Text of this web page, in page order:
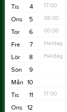
20:00
4
Tis 17:00
19:00
5
Ons 08:00
00:00
6
Tor 00:00
20:00
7
Fre Heldag
8
Lör Heldag
9
Sön
10
Mån
11
Tis 17:00
12
Ons